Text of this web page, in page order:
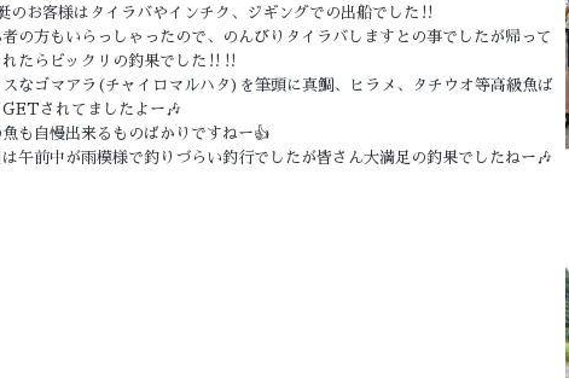
のお客様はタイラバやインチク、ジギングでの出船でした‼️
の方もいらっしゃったので、のんびりタイラバしますとの事でしたが帰って
れたらビックリの釣果でした‼️‼️
スなゴマアラ(チャイロマルハタ)を筆頭に真鯛、ヒラメ、タチウオ等高級魚ば
GETされてましたよー🎶
魚も自慢出来るものばかりですねー👍
午前中が雨模様で釣りづらい釣行でしたが皆さん大満足の釣果でしたねー🎶